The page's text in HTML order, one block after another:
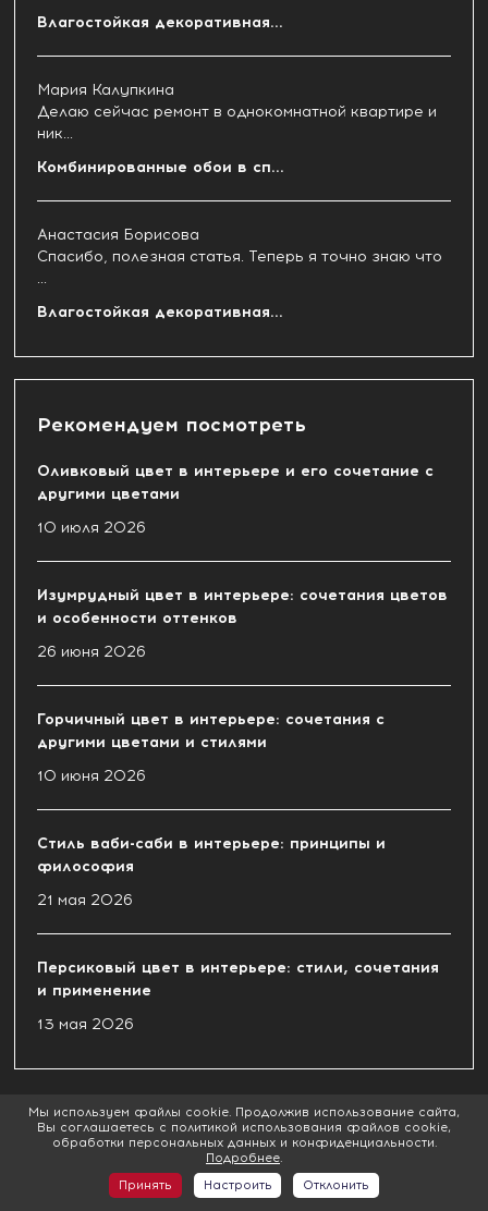
Влагостойкая декоративная...
Мария Калупкина
Делаю сейчас ремонт в однокомнатной квартире и
ник...
Комбинированные обои в сп...
Анастасия Борисова
Спасибо, полезная статья. Теперь я точно знаю что
...
Влагостойкая декоративная...
Рекомендуем посмотреть
Оливковый цвет в интерьере и его сочетание с
другими цветами
10 июля 2026
Изумрудный цвет в интерьере: сочетания цветов
и особенности оттенков
26 июня 2026
Горчичный цвет в интерьере: сочетания с
другими цветами и стилями
10 июня 2026
Стиль ваби-саби в интерьере: принципы и
философия
21 мая 2026
Персиковый цвет в интерьере: стили, сочетания
и применение
13 мая 2026
Оставьте комментарий
Мы используем файлы cookie. Продолжив использование сайта,
Вы соглашаетесь с политикой использования файлов cookie,
обработки персональных данных и конфиденциальности.
Подробнее.
Принять
Настроить Отклонить